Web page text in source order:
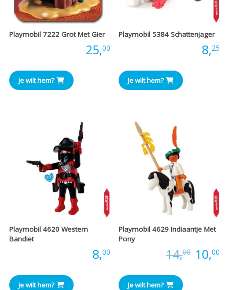
Playmobil 7222 Grot Met Gier
25,00
Je wilt hem?
Playmobil 5384 Schattenjager
8,25
Je wilt hem?
Playmobil 4620 Western
Bandiet
8,00
Je wilt hem?
Playmobil 4629 Indiaantje Met
Pony
14,00 10,00
Je wilt hem?